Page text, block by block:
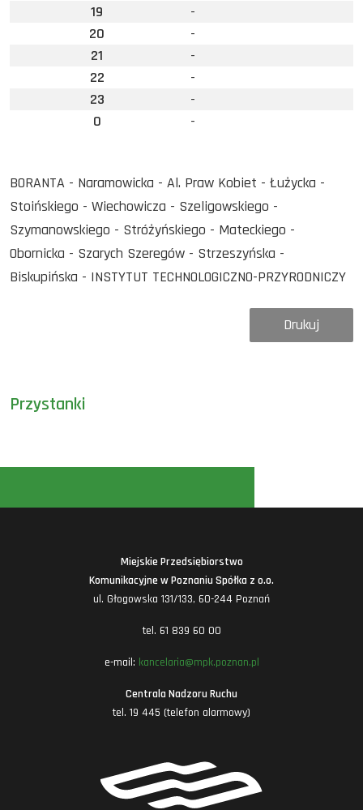
Przystanki
19
-
20
-
21
-
22
-
23
-
0
-
BORANTA - Naramowicka - Al. Praw Kobiet - Łużycka -
Stoińskiego - Wiechowicza - Szeligowskiego -
Szymanowskiego - Stróżyńskiego - Mateckiego -
Obornicka - Szarych Szeregów - Strzeszyńska -
Biskupińska - INSTYTUT TECHNOLOGICZNO-PRZYRODNICZY
Drukuj
Miejskie Przedsiębiorstwo
Komunikacyjne w Poznaniu Spółka z o.o.
ul. Głogowska 131/133, 60-244 Poznań
tel. 61 839 60 00
e-mail: kancelaria@mpk.poznan.pl
Centrala Nadzoru Ruchu
tel. 19 445 (telefon alarmowy)